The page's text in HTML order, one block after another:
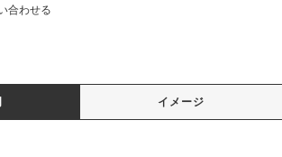
合わせる
イメージ